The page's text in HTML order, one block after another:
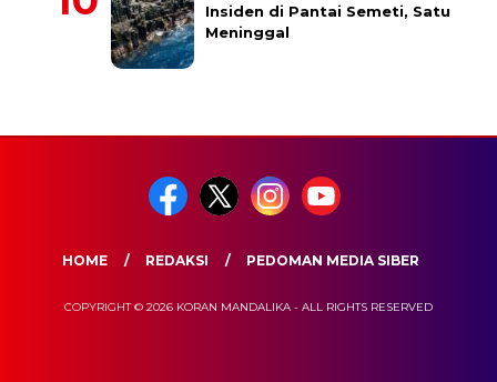
Insiden di Pantai Semeti, Satu
Meninggal
HOME REDAKSI PEDOMAN MEDIA SIBER
COPYRIGHT © 2026 KORAN MANDALIKA - ALL RIGHTS RESERVED